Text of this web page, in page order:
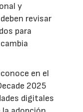
y
revisar
para
en el
2025
digitales